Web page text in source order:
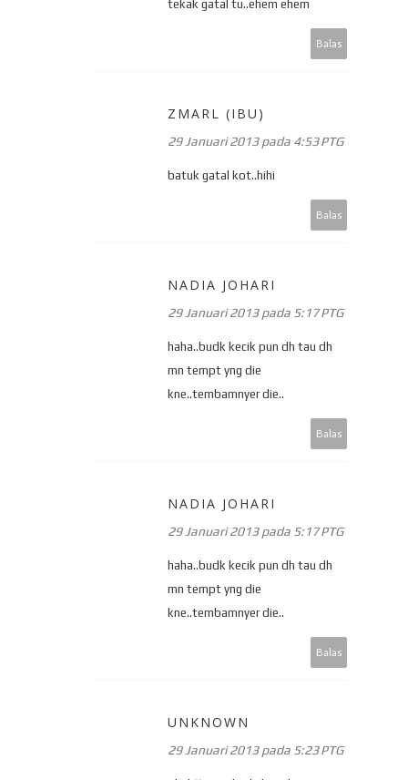
tekak gatal tu..ehem ehem
Balas
ZMARL (IBU)
29 Januari 2013 pada 4:53 PTG
batuk gatal kot..hihi
Balas
NADIA JOHARI
29 Januari 2013 pada 5:17 PTG
haha..budk kecik pun dh tau dh
mn tempt yng die
kne..tembamnyer die..
Balas
NADIA JOHARI
29 Januari 2013 pada 5:17 PTG
haha..budk kecik pun dh tau dh
mn tempt yng die
kne..tembamnyer die..
Balas
UNKNOWN
29 Januari 2013 pada 5:23 PTG